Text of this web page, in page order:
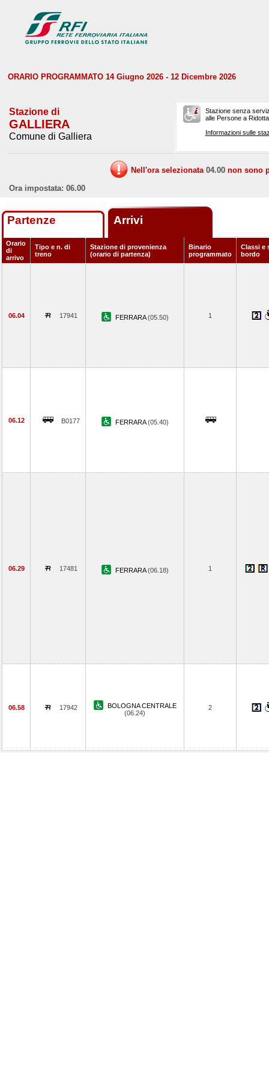
ORARIO PROGRAMMATO 14 Giugno 2026 - 12 Dicembre 2026
Stazione di
GALLIERA
Comune di Galliera
Stazione senza
alle Persone a
Informazioni sulle
Nell'ora selezionata 04.00 non sono
Ora impostata: 06.00
Partenze Arrivi
Orario
di
arrivo
Tipo e n. di
treno
Stazione di provenienza
(orario di partenza)
Binario
programmato
Classi e
bordo
06.04 17941 FERRARA(05.50) 1
06.12 B0177 FERRARA(05.40)
06.29 17481 FERRARA(06.18) 1
06.58 17942
BOLOGNA CENTRALE
(06.24)
2